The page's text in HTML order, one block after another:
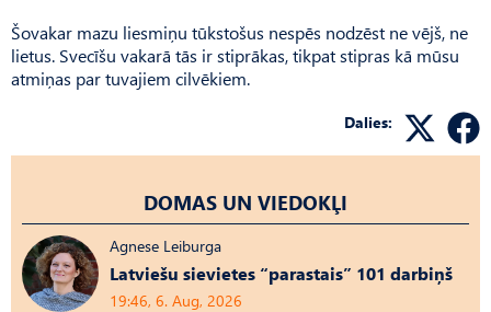
Šovakar mazu liesmiņu tūkstošus nespēs nodzēst ne vējš, ne
lietus. Svecīšu vakarā tās ir stiprākas, tikpat stipras kā mūsu
atmiņas par tuvajiem cilvēkiem.
Dalies:
DOMAS UN VIEDOKĻI
Agnese Leiburga
Latviešu sievietes “parastais” 101 darbiņš
19:46, 6. Aug, 2026